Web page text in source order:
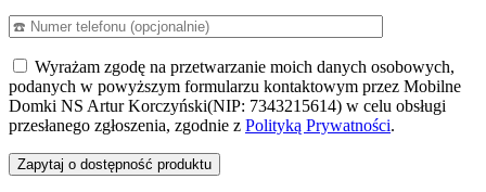
Wyrażam zgodę na przetwarzanie moich danych osobowych,
podanych w powyższym formularzu kontaktowym przez Mobilne
Domki NS Artur Korczyński(NIP: 7343215614) w celu obsługi
przesłanego zgłoszenia, zgodnie z Polityką Prywatności.